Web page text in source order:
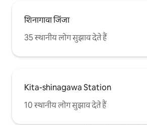
शिनागावा जिंजा
35 स्थानीय लोग सुझाव देते हैं
Kita-shinagawa Station
10 स्थानीय लोग सुझाव देते हैं